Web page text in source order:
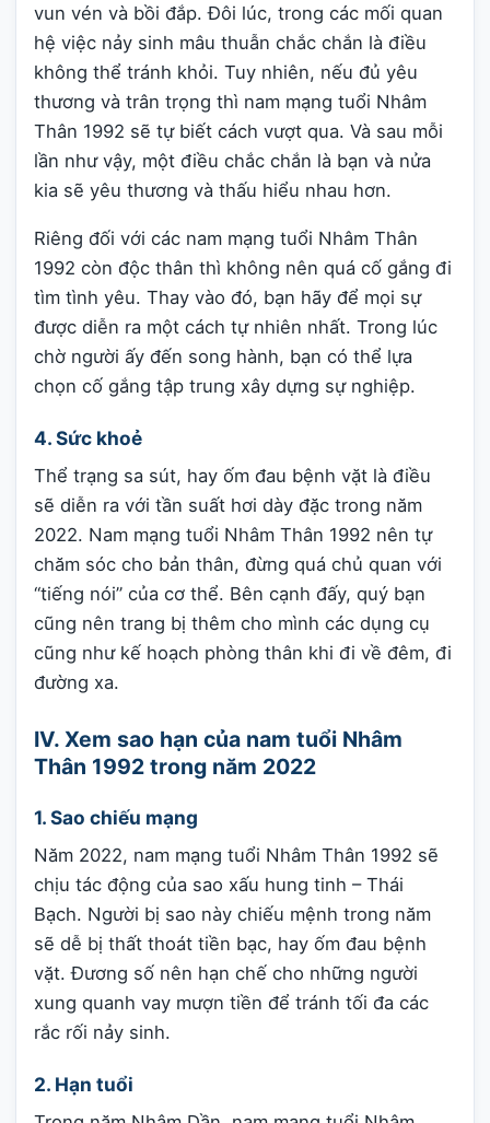
vun vén và bồi đắp. Đôi lúc, trong các mối quan
hệ việc nảy sinh mâu thuẫn chắc chắn là điều
không thể tránh khỏi. Tuy nhiên, nếu đủ yêu
thương và trân trọng thì nam mạng tuổi Nhâm
Thân 1992 sẽ tự biết cách vượt qua. Và sau mỗi
lần như vậy, một điều chắc chắn là bạn và nửa
kia sẽ yêu thương và thấu hiểu nhau hơn.
Riêng đối với các nam mạng tuổi Nhâm Thân
1992 còn độc thân thì không nên quá cố gắng đi
tìm tình yêu. Thay vào đó, bạn hãy để mọi sự
được diễn ra một cách tự nhiên nhất. Trong lúc
chờ người ấy đến song hành, bạn có thể lựa
chọn cố gắng tập trung xây dựng sự nghiệp.
4. Sức khoẻ
Thể trạng sa sút, hay ốm đau bệnh vặt là điều
sẽ diễn ra với tần suất hơi dày đặc trong năm
2022. Nam mạng tuổi Nhâm Thân 1992 nên tự
chăm sóc cho bản thân, đừng quá chủ quan với
“tiếng nói” của cơ thể. Bên cạnh đấy, quý bạn
cũng nên trang bị thêm cho mình các dụng cụ
cũng như kế hoạch phòng thân khi đi về đêm, đi
đường xa.
IV. Xem sao hạn của nam tuổi Nhâm
Thân 1992 trong năm 2022
1. Sao chiếu mạng
Năm 2022, nam mạng tuổi Nhâm Thân 1992 sẽ
chịu tác động của sao xấu hung tinh – Thái
Bạch. Người bị sao này chiếu mệnh trong năm
sẽ dễ bị thất thoát tiền bạc, hay ốm đau bệnh
vặt. Đương số nên hạn chế cho những người
xung quanh vay mượn tiền để tránh tối đa các
rắc rối nảy sinh.
2. Hạn tuổi